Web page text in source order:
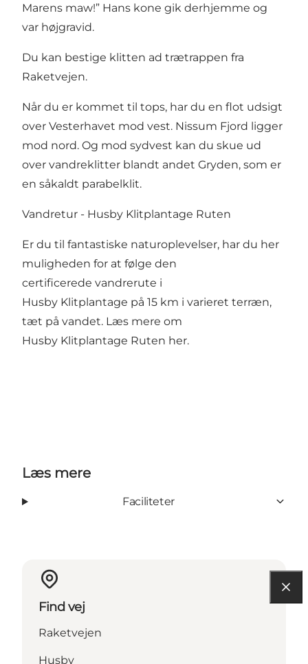
Marens maw!” Hans kone gik derhjemme og
var højgravid.
Du kan bestige klitten ad trætrappen fra
Raketvejen.
Når du er kommet til tops, har du en flot udsigt
over Vesterhavet mod vest. Nissum Fjord ligger
mod nord. Og mod sydvest kan du skue ud
over vandreklitter blandt andet Gryden, som er
en såkaldt parabelklit.
Vandretur - Husby Klitplantage Ruten
Er du til fantastiske naturoplevelser, har du her
muligheden for at følge den
certificerede vandrerute i
Husby Klitplantage på 15 km i varieret terræn,
tæt på vandet. Læs mere om
Husby Klitplantage Ruten her.
Læs mere
Faciliteter
Find vej
Raketvejen
Husby